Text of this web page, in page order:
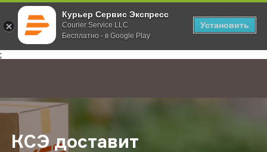
Курьер Сервис Экспресс
Courier Service LLC
Бесплатно - в Google Play
Установить
;
Главная О компании Новости КСЭ доставит отправления по
КСЭ доставит